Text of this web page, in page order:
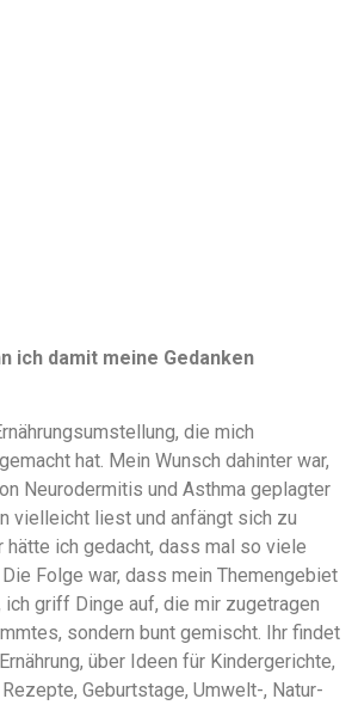
ich damit meine Gedanken
die mich
hat. Mein Wunsch dahinter war,
Neurodermitis und Asthma geplagter
vielleicht liest und anfängt sich zu
hätte ich gedacht, dass mal so viele
Folge war, dass mein Themengebiet
griff Dinge auf, die mir zugetragen
sondern bunt gemischt. Ihr findet
über Ideen für Kindergerichte,
Geburtstage, Umwelt-, Natur-